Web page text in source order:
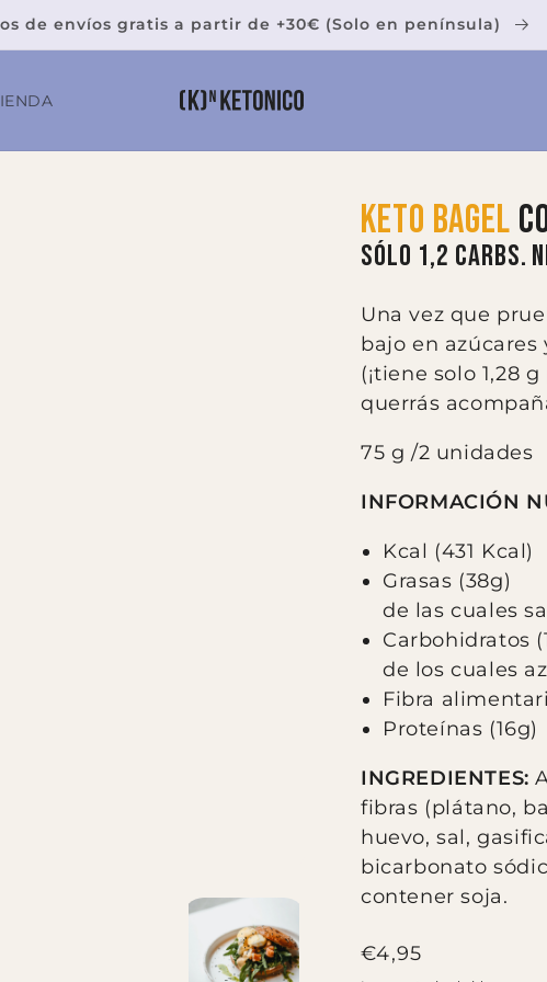
de envíos gratis a partir de +30€ (Solo en península)
keto bagel
SÓLO 1,2 CARBS.
Una vez que
bajo en
(¡tiene solo 1,28
querrás
75 g /2 unidades
INFORMACIÓN
Kcal (431 Kcal)
Grasas (38g)
de las cuales
Carbohidratos
de los cuales
Fibra
Proteínas (16g)
INGREDIENTES:
fibras (plátano,
huevo, sal,
bicarbonato
contener soja.
Precio
€4,95